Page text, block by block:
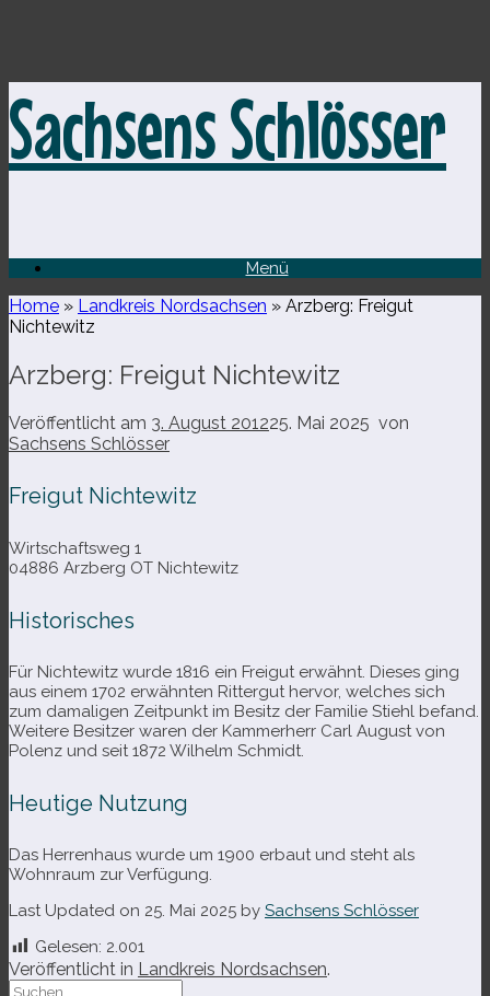
Inhalt
springen
Sachsens Schlösser
Menü
Home » Landkreis Nordsachsen » Arzberg: Freigut
Nichtewitz
Arzberg: Freigut Nichtewitz
Veröffentlicht am 3. August 201225. Mai 2025 von
Sachsens Schlösser
Freigut Nichtewitz
Wirtschaftsweg 1
04886 Arzberg OT Nichtewitz
Historisches
Für Nichtewitz wurde 1816 ein Freigut erwähnt. Dieses ging
aus einem 1702 erwähn­ten Rittergut her­vor, wel­ches sich
zum dama­li­gen Zeitpunkt im Besitz der Familie Stiehl befand.
Weitere Besitzer waren der Kammerherr Carl August von
Polenz und seit 1872 Wilhelm Schmidt.
Heutige Nutzung
Das Herrenhaus wurde um 1900 erbaut und steht als
Wohnraum zur Verfügung.
Last Updated on 25. Mai 2025 by Sachsens Schlösser
Gelesen: 2.001
Veröffentlicht in Landkreis Nordsachsen.
Suche